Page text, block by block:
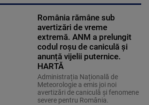
România rămâne sub
avertizări de vreme
extremă. ANM a prelungit
codul roșu de caniculă și
anunță vijelii puternice.
HARTĂ
Administrația Națională de
Meteorologie a emis joi noi
avertizări de caniculă și fenomene
severe pentru România.